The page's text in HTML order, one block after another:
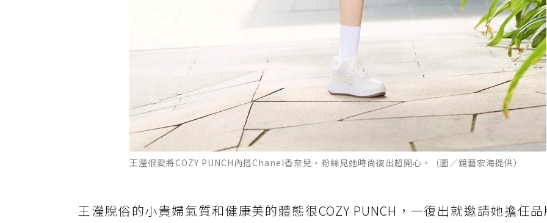
王瀅很愛將COZY PUNCH內搭Chanel香奈兒，粉絲見她時尚復出超開心。（圖／鏡藝宏海提供）
王瀅脫俗的小貴婦氣質和健康美的體態很COZY PUNCH，一復出就邀請她擔任品